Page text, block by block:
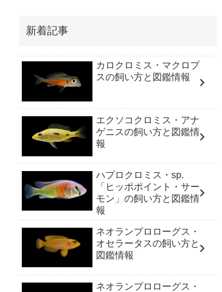
新着記事
カロクロミス・マクロプ
スの飼い方と図鑑情報
エクソコクロミス・アナ
ゲニスの飼い方と図鑑情
報
ハプロクロミス・sp.
「ヒッポポイント・サー
モン」の飼い方と図鑑情
報
ネオランプロローグス・
オセラータスの飼い方と
図鑑情報
ネオランプロローグス・